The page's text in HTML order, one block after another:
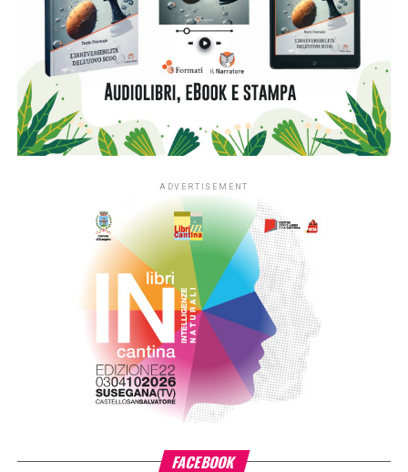
nessuno;Luisa Sodano, curatrice del libroEmozioni virali
Si parlerà anche di vino, in particolare di vini rosati, con
Bruno Gambacorta, giornalista del Tg2 ideatore e
conduttore della rubrica enogastronomicaEat Parade
, e
Dario Stefàno
, protagonista della rinascita del vino
pugliese e coautore del libroViaggio nell’Italia del vino.
Per la gioia dei partecipanti, il vino sarà presente sulla
degustazione. Spazio anche alla musica con la cantautrice
Patrizia Cirulliche presenterà un repertorio di canzoni
tratte dalle poesie di Eduardo De Filippoe di altri grandi
poeti. Dopo una notte in cabina “cullati dalle onde”, si
sbarcherà a Palermo e si inizierà una visita guidata in
pullman gran turismo; si visiteranno la Cappella Palatina, il
Palazzo dei Normanni e la Cattedrale; si proseguirà poi
per Monreale, nota per l’imponente Cattedrale e il Duomo;
in serata trasferimento in Hotel 4 stelle a Palermo. Lunedì
9 ottobre visita guidata a Cefalù e nel pomeriggio
trasferimento a Palermo per l’imbarco sulla Cruise Ausonia
con la possibilità, per chi vorrà, di una visita individuale alla